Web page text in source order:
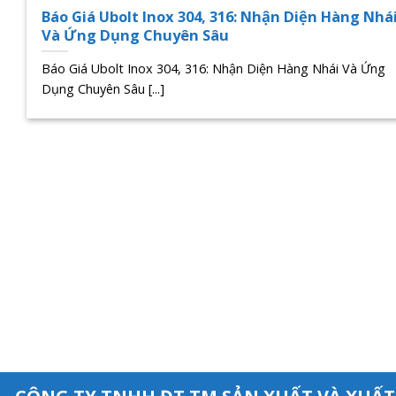
Báo Giá Ubolt Inox 304, 316: Nhận Diện Hàng Nhái
Và Ứng Dụng Chuyên Sâu
Báo Giá Ubolt Inox 304, 316: Nhận Diện Hàng Nhái Và Ứng
Dụng Chuyên Sâu [...]